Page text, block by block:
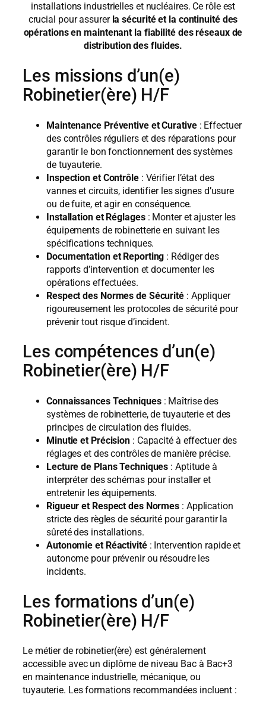
installations industrielles et nucléaires. Ce rôle est
crucial pour assurer la sécurité et la continuité des
opérations en maintenant la fiabilité des réseaux de
distribution des fluides.
Les missions d’un(e)
Robinetier(ère) H/F
Maintenance Préventive et Curative: Effectuer
des contrôles réguliers et des réparations pour
garantir le bon fonctionnement des systèmes
de tuyauterie.
Inspection et Contrôle: Vérifier l’état des
vannes et circuits, identifier les signes d’usure
ou de fuite, et agir en conséquence.
Installation et Réglages: Monter et ajuster les
équipements de robinetterie en suivant les
spécifications techniques.
Documentation et Reporting : Rédiger des
rapports d’intervention et documenter les
opérations effectuées.
Respect des Normes de Sécurité : Appliquer
rigoureusement les protocoles de sécurité pour
prévenir tout risque d’incident.
Les compétences d’un(e)
Robinetier(ère) H/F
Connaissances Techniques: Maîtrise des
systèmes de robinetterie, de tuyauterie et des
principes de circulation des fluides.
Minutie et Précision : Capacité à effectuer des
réglages et des contrôles de manière précise.
Lecture de Plans Techniques : Aptitude à
interpréter des schémas pour installer et
entretenir les équipements.
Rigueur et Respect des Normes : Application
stricte des règles de sécurité pour garantir la
sûreté des installations.
Autonomie et Réactivité: Intervention rapide et
autonome pour prévenir ou résoudre les
incidents.
Les formations d’un(e)
Robinetier(ère) H/F
Le métier de robinetier(ère) est généralement
accessible avec un diplôme de niveau Bac à Bac+3
en maintenance industrielle, mécanique, ou
tuyauterie. Les formations recommandées incluent :